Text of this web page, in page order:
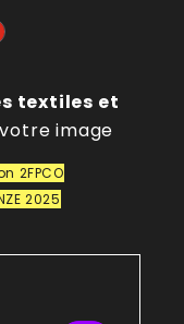
textiles et
image
2FPCO
2025